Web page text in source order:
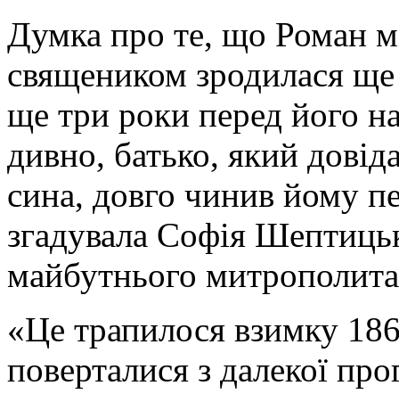
Думка про те, що Роман
священиком зродилася
ще три роки перед його
дивно, батько, який
сина, довго чинив йому
згадувала Софія
майбутнього
«Це трапилося взимку
поверталися з далекої